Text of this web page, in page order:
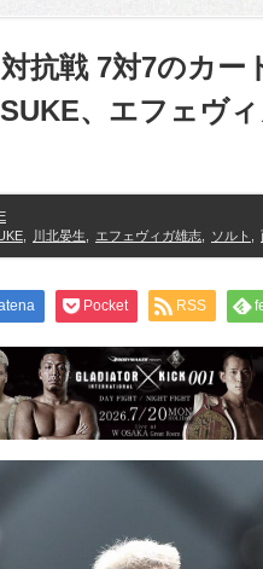
抗戦 7対7のカー
、エフェヴ
川北晏生 エフェヴィガ雄志 ソルト
Pocket RSS